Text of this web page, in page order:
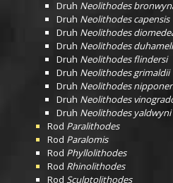
Druh Neolithodes
Druh Neolithodes capensis
Druh Neolithodes
Druh Neolithodes duhameli
Druh Neolithodes flindersi
Druh Neolithodes grimaldii
Druh Neolithodes
Druh Neolithodes
Druh Neolithodes yaldwyni
Rod Paralithodes
Rod Paralomis
Rod Phyllolithodes
Rod Rhinolithodes
Rod Sculptolithodes